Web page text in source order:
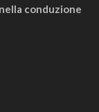
conduzione